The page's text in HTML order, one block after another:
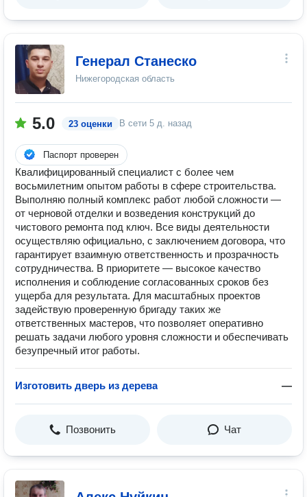
Генерал Станеско
Нижегородская область
5.0 23 оценки В сети 5 д. назад
Паспорт проверен
Квалифицированный специалист с более чем
восьмилетним опытом работы в сфере строительства.
Выполняю полный комплекс работ любой сложности —
от черновой отделки и возведения конструкций до
чистового ремонта под ключ. Все виды деятельности
осуществляю официально, с заключением договора, что
гарантирует взаимную ответственность и прозрачность
сотрудничества. В приоритете — высокое качество
исполнения и соблюдение согласованных сроков без
ущерба для результата. Для масштабных проектов
задействую проверенную бригаду таких же
ответственных мастеров, что позволяет оперативно
решать задачи любого уровня сложности и обеспечивать
безупречный итог работы.
Изготовить дверь из дерева —
Позвонить Чат